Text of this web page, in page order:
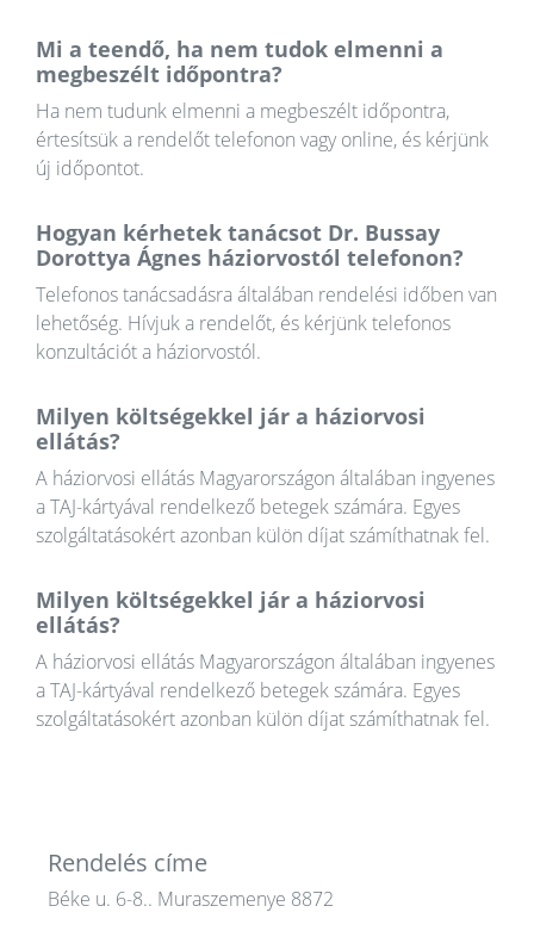
Mi a teendő, ha nem tudok elmenni a
megbeszélt időpontra?
Ha nem tudunk elmenni a megbeszélt időpontra,
értesítsük a rendelőt telefonon vagy online, és kérjünk
új időpontot.
Hogyan kérhetek tanácsot Dr. Bussay
Dorottya Ágnes háziorvostól telefonon?
Telefonos tanácsadásra általában rendelési időben van
lehetőség. Hívjuk a rendelőt, és kérjünk telefonos
konzultációt a háziorvostól.
Milyen költségekkel jár a háziorvosi
ellátás?
A háziorvosi ellátás Magyarországon általában ingyenes
a TAJ-kártyával rendelkező betegek számára. Egyes
szolgáltatásokért azonban külön díjat számíthatnak fel.
Milyen költségekkel jár a háziorvosi
ellátás?
A háziorvosi ellátás Magyarországon általában ingyenes
a TAJ-kártyával rendelkező betegek számára. Egyes
szolgáltatásokért azonban külön díjat számíthatnak fel.
Rendelés címe
Béke u. 6-8.. Muraszemenye 8872